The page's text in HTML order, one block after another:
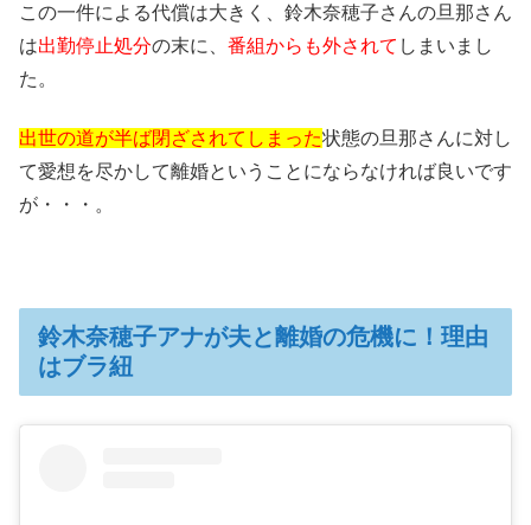
この一件による代償は大きく、鈴木奈穂子さんの旦那さん
は出勤停止処分の末に、 番組からも外されて しまいまし
た。
出世の道が半ば閉ざされてしまった状態の旦那さんに対し
て愛想を尽かして離婚ということにならなければ良いです
が・・・。
鈴木奈穂子アナが夫と離婚の危機に！理由
はブラ紐